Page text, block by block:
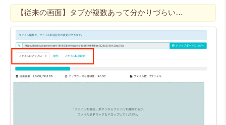
【従来の画面】タブが複数あって分かりづらい…